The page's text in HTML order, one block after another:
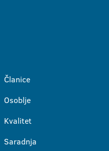
Članice
Osoblje
Kvalitet
Saradnja